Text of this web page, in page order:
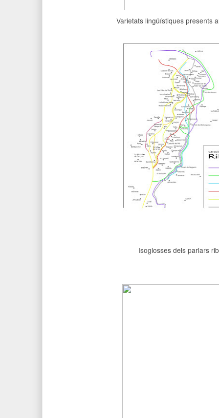
Varietats lingüístiques presents
Isoglosses dels parlars